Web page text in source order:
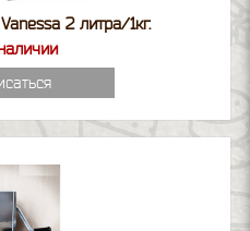
2 литра/1кг.